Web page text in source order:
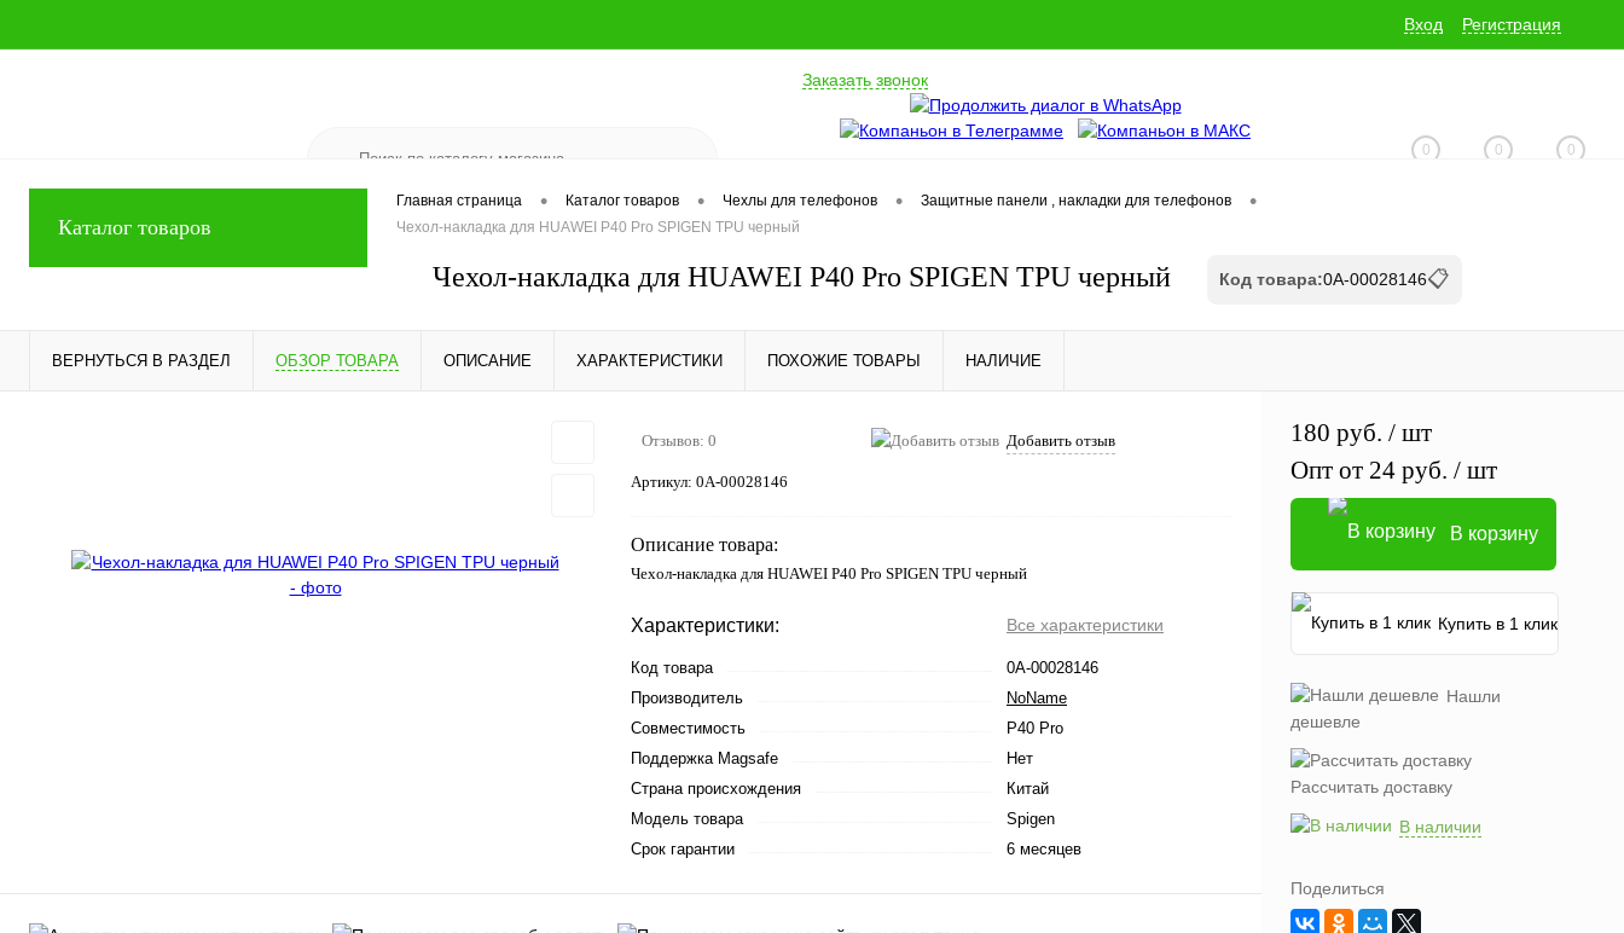
Вход Регистрация
Заказать звонок
0 0 0
Каталог товаров
Главная страница • Каталог товаров • Чехлы для телефонов • Защитные панели , накладки для телефонов •
Чехол-накладка для HUAWEI P40 Pro SPIGEN TPU черный
Чехол-накладка для HUAWEI P40 Pro SPIGEN TPU черный Код товара:0А-00028146📋
ВЕРНУТЬСЯ В РАЗДЕЛ ОБЗОР ТОВАРА ОПИСАНИЕ ХАРАКТЕРИСТИКИ ПОХОЖИЕ ТОВАРЫ НАЛИЧИЕ
Отзывов: 0 Добавить отзыв
Артикул: 0А-00028146
Описание товара:
Чехол-накладка для HUAWEI P40 Pro SPIGEN TPU черный
Характеристики: Все характеристики
Код товара
0А-00028146
Производитель
NoName
Совместимость
P40 Pro
Поддержка Magsafe
Нет
Страна происхождения
Китай
Модель товара
Spigen
Срок гарантии
6 месяцев
180 руб. / шт
Опт от 24 руб. / шт
В корзину
Купить в 1 клик
Нашли
дешевле
Рассчитать доставку
В наличии
Поделиться